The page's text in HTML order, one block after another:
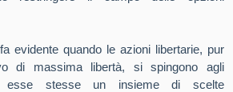
evidente quando le azioni libertarie, pur
di massima libertà, si spingono agli
esse stesse un insieme di scelte